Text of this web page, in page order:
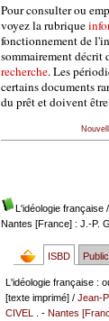
Pour consulter ou
voyez la rubrique
fonctionnement de
sommairement décrit
recherche. Les
certains documents
du prêt et doivent
L'idéologie française/
Nantes [France] : J.-P.
ISBD Public
L'idéologie française :
[texte imprimé] /Jean-
CIVEL
. -Nantes